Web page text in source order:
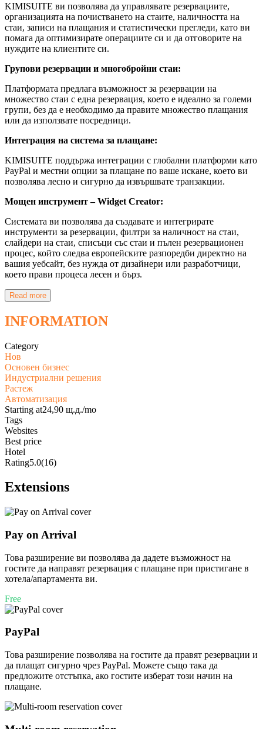
KIMISUITE ви позволява да управлявате резервациите,
организацията на почистването на стаите, наличността на
стаи, записи на плащания и статистически прегледи, като ви
помага да оптимизирате операциите си и да отговорите на
нуждите на клиентите си.
Групови резервации и многобройни стаи:
Платформата предлага възможност за резервации на
множество стаи с една резервация, което е идеално за големи
групи, без да е необходимо да правите множество плащания
или да използвате посредници.
Интеграция на система за плащане:
KIMISUITE поддържа интеграции с глобални платформи като
PayPal и местни опции за плащане по ваше искане, което ви
позволява лесно и сигурно да извършвате транзакции.
Мощен инструмент – Widget Creator:
Системата ви позволява да създавате и интегрирате
инструменти за резервации, филтри за наличност на стаи,
слайдери на стаи, списъци със стаи и пълен резервационен
процес, който следва европейските разпоредби директно на
вашия уебсайт, без нужда от дизайнери или разработчици,
което прави процеса лесен и бърз.
Read more
INFORMATION
Category
Нов
Основен бизнес
Индустриални решения
Растеж
Автоматизация
Starting at24,90 щ.д./mo
Tags
Websites
Best price
Hotel
Rating5.0(16)
Extensions
Pay on Arrival
Това разширение ви позволява да дадете възможност на
гостите да направят резервация с плащане при пристигане в
хотела/апартамента ви.
Free
PayPal
Това разширение позволява на гостите да правят резервации и
да плащат сигурно чрез PayPal. Можете също така да
предложите отстъпка, ако гостите изберат този начин на
плащане.